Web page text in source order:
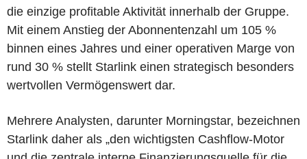
die einzige profitable Aktivität innerhalb der Gruppe.
Mit einem Anstieg der Abonnentenzahl um 105 %
binnen eines Jahres und einer operativen Marge von
rund 30 % stellt Starlink einen strategisch besonders
wertvollen Vermögenswert dar.
Mehrere Analysten, darunter Morningstar, bezeichnen
Starlink daher als „den wichtigsten Cashflow-Motor